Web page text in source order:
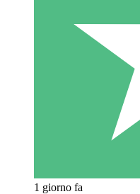
1 giorno fa